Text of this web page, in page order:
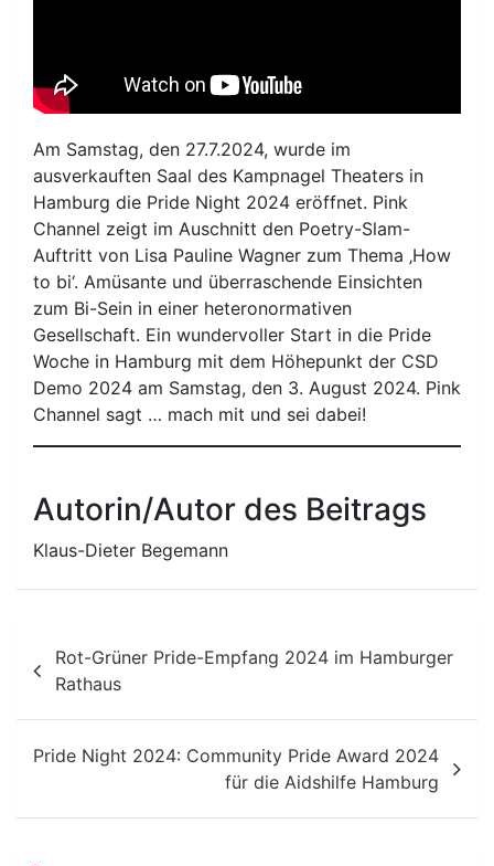
Am Samstag, den 27.7.2024, wurde im
ausverkauften Saal des Kampnagel Theaters in
Hamburg die Pride Night 2024 eröffnet. Pink
Channel zeigt im Auschnitt den Poetry-Slam-
Auftritt von Lisa Pauline Wagner zum Thema ‚How
to bi‘. Amüsante und überraschende Einsichten
zum Bi-Sein in einer heteronormativen
Gesellschaft. Ein wundervoller Start in die Pride
Woche in Hamburg mit dem Höhepunkt der CSD
Demo 2024 am Samstag, den 3. August 2024. Pink
Channel sagt … mach mit und sei dabei!
Autorin/Autor des Beitrags
Klaus-Dieter Begemann
Beitragsnavigation
Rot-Grüner Pride-Empfang 2024 im Hamburger
Rathaus
Pride Night 2024: Community Pride Award 2024
für die Aidshilfe Hamburg